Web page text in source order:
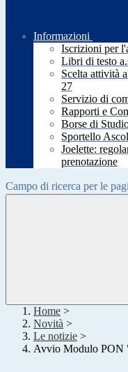
Informazioni
Iscrizioni per
Libri di testo
Scelta attività
27
Servizio di
Rapporti e
Borse di
Sportello
Joelette:
prenotazione
Campo di ricerca per le
Home >
Novità >
Le notizie >
Avvio Modulo PON